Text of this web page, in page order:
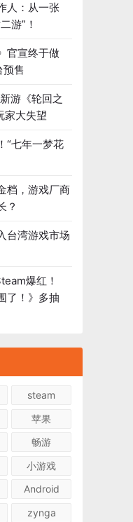
人：从一张
游”！
官宣终于做
售
游《轮回之
家大失望
“七年一梦花
档，游戏厂商
？
台湾游戏市场
爆红！
了！》多抽
steam
苹果
畅游
小游戏
Android
zynga